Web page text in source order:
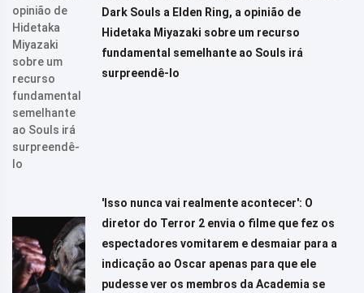
Dark Souls a Elden Ring, a opinião de
Hidetaka Miyazaki sobre um recurso
fundamental semelhante ao Souls irá
surpreendê-lo
'Isso nunca vai realmente acontecer': O
diretor do Terror 2 envia o filme que fez os
espectadores vomitarem e desmaiar para a
indicação ao Oscar apenas para que ele
pudesse ver os membros da Academia se